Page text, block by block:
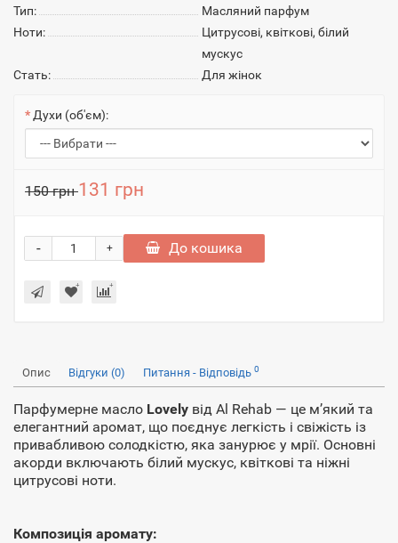
Тип:
Масляний парфум
Ноти:
Цитрусові, квіткові, білий
мускус
Стать:
Для жінок
Духи (об'єм):
150 грн131 грн
+
- До кошика
Опис Відгуки (0) Питання - Відповідь 0
Парфумерне масло Lovely від Al Rehab — це м’який та
елегантний аромат, що поєднує легкість і свіжість із
привабливою солодкістю, яка занурює у мрії. Основні
акорди включають білий мускус, квіткові та ніжні
цитрусові ноти.
Композиція аромату: